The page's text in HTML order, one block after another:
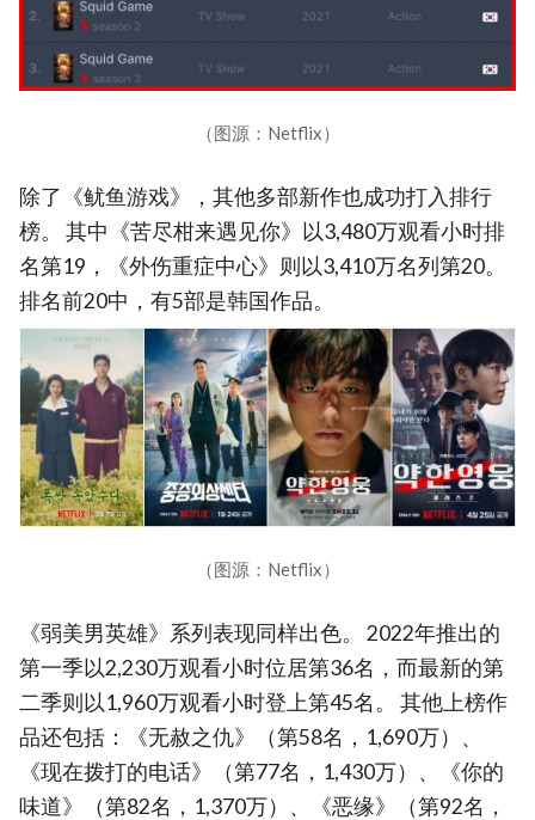
（图源：Netflix）
除了《鱿鱼游戏》，其他多部新作也成功打入排行
榜。 其中《苦尽柑来遇见你》以3,480万观看小时排
名第19，《外伤重症中心》则以3,410万名列第20。
排名前20中，有5部是韩国作品。
（图源：Netflix）
《弱美男英雄》系列表现同样出色。 2022年推出的
第一季以2,230万观看小时位居第36名，而最新的第
二季则以1,960万观看小时登上第45名。 其他上榜作
品还包括：《无赦之仇》（第58名，1,690万）、
《现在拨打的电话》（第77名，1,430万）、《你的
味道》（第82名，1,370万）、《恶缘》（第92名，